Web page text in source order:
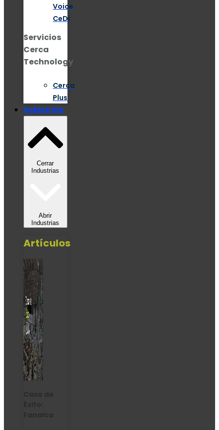
Voice
CeDi
Servicios
Cerca
Technology
Cerca
Plus
Industrias
Cerrar
Industrias
Abrir
Industrias
Artículos